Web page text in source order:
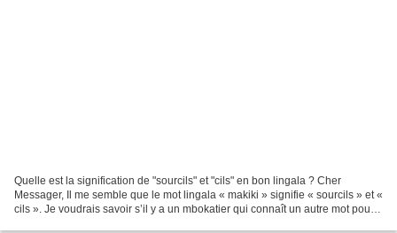
Quelle est la signification de "sourcils" et "cils" en bon lingala ? Cher
Messager, Il me semble que le mot lingala « makiki » signifie « sourcils » et «
cils ». Je voudrais savoir s’il y a un mbokatier qui connaît un autre mot pour